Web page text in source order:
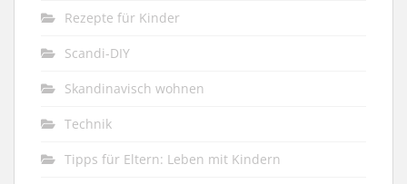
Rezepte für Kinder
Scandi-DIY
Skandinavisch wohnen
Technik
Tipps für Eltern: Leben mit Kindern